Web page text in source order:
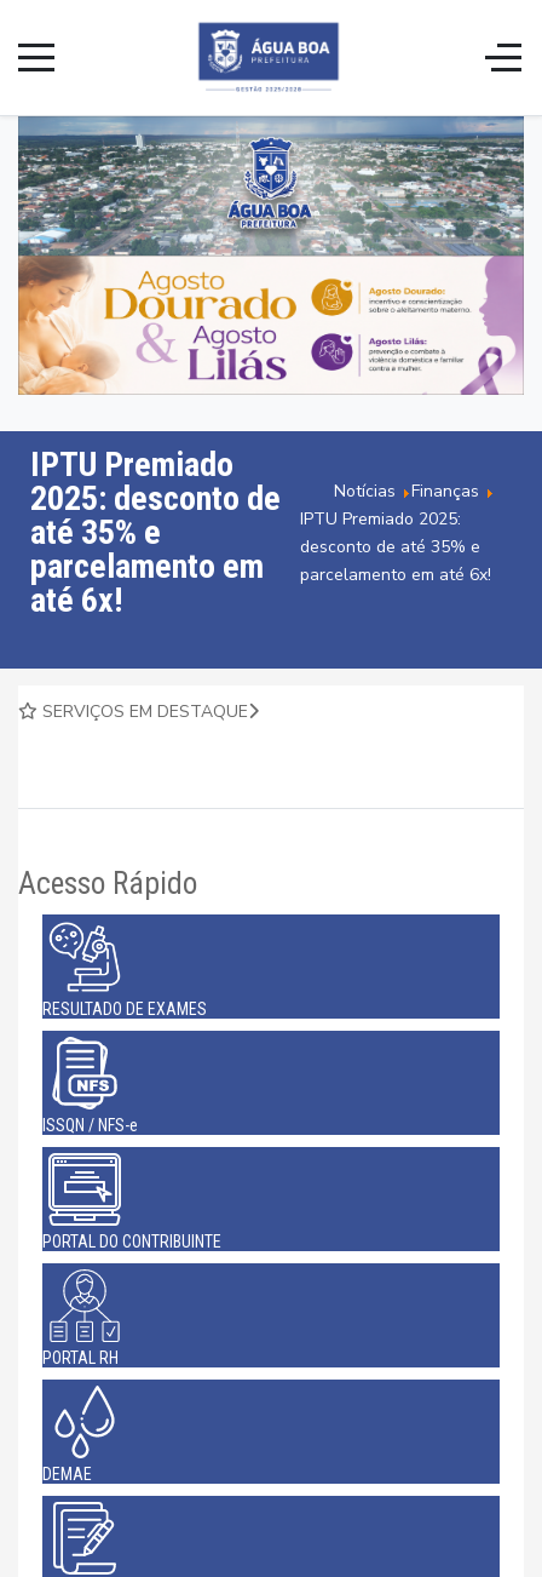
IPTU Premiado
2025: desconto de
até 35% e
parcelamento em
até 6x!
Notícias
Finanças
IPTU Premiado 2025:
desconto de até 35% e
parcelamento em até 6x!
SERVIÇOS EM DESTAQUE
Acesso Rápido
RESULTADO DE EXAMES
ISSQN / NFS-e
PORTAL DO CONTRIBUINTE
PORTAL RH
DEMAE